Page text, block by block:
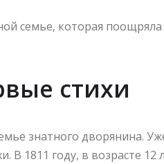
семье, которая поощряла
стихи
знатного дворянина.
1811 году, в возрасте 12